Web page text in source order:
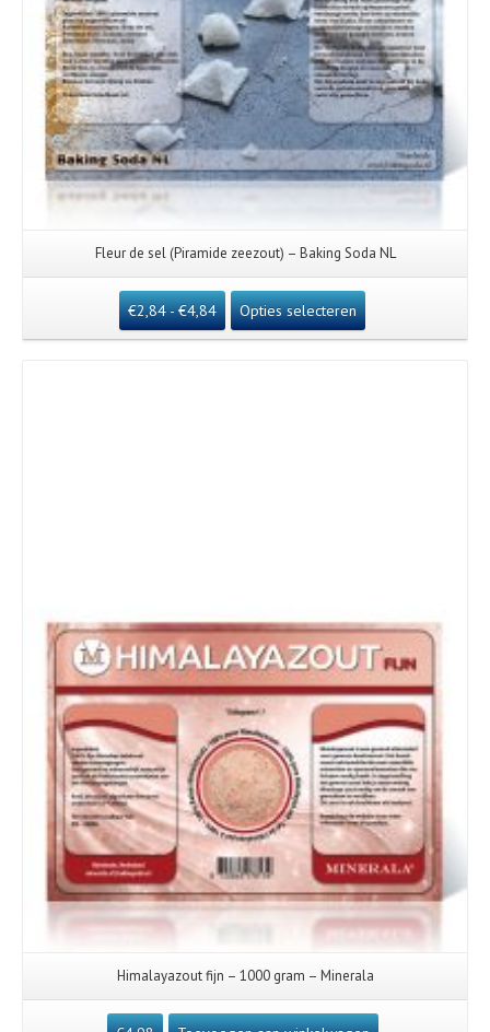
Fleur de sel (Piramide zeezout) – Baking Soda NL
€2,84- €4,84 Opties selecteren
Himalayazout fijn – 1000 gram – Minerala